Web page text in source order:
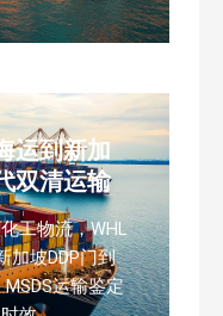
运到新加
双清运输
工物流，WHL
加坡DDP门到
运输鉴定